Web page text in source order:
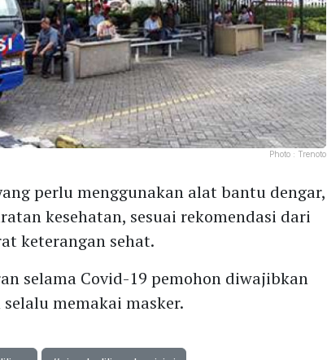
Photo : Trenoto
perlu menggunakan alat bantu dengar,
kesehatan, sesuai rekomendasi dari
keterangan sehat.
selama Covid-19 pemohon diwajibkan
memakai masker.